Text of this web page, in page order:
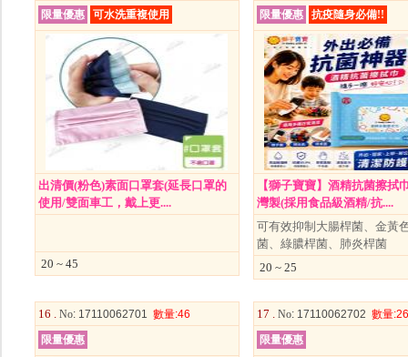
限量優惠
可水洗重複使用
出清價(粉色)素面口罩套(延長口罩的
使用/雙面車工，戴上更....
20 ~ 45
限量優惠
抗疫隨身必備!!
【獅子寶寶】酒精抗菌擦拭
灣製(採用食品級酒精/抗....
可有效抑制大腸桿菌、金黃
菌、綠膿桿菌、肺炎桿菌
20 ~ 25
16 . No: 17110062701 數量:46
限量優惠
17 . No: 17110062702 數量:26
限量優惠